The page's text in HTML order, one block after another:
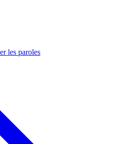
les paroles